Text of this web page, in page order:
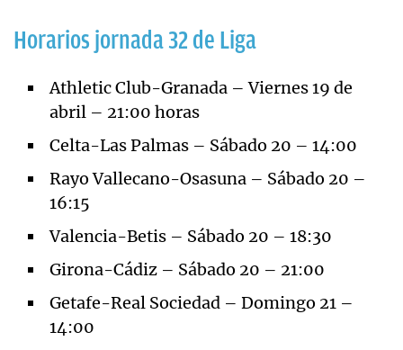
Horarios jornada 32 de Liga
Athletic Club-Granada – Viernes 19 de
abril – 21:00 horas
Celta-Las Palmas – Sábado 20 – 14:00
Rayo Vallecano-Osasuna – Sábado 20 –
16:15
Valencia-Betis – Sábado 20 – 18:30
Girona-Cádiz – Sábado 20 – 21:00
Getafe-Real Sociedad – Domingo 21 –
14:00